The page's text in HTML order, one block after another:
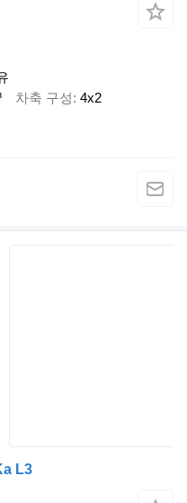
차축 구성 4x2
L3